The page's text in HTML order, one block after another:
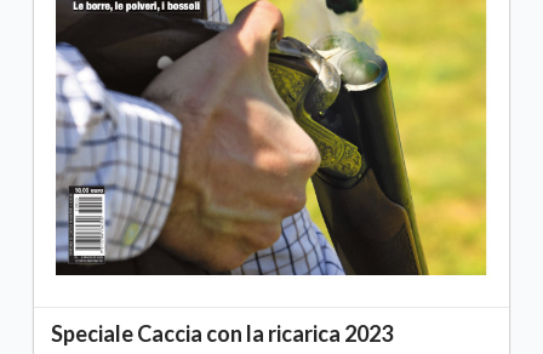
Speciale Caccia con la ricarica 2023